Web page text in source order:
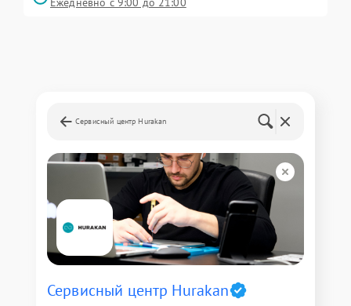
Сервисный центр Hurakan
Сервисный центр Hurakan